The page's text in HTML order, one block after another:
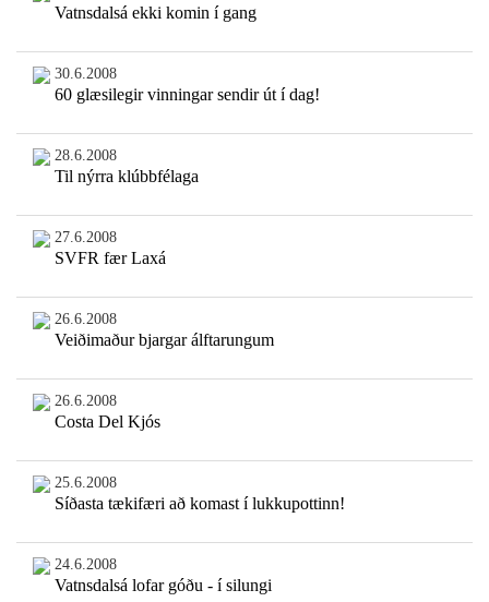
Vatnsdalsá ekki komin í gang
30.6.2008
60 glæsilegir vinningar sendir út í dag!
28.6.2008
Til nýrra klúbbfélaga
27.6.2008
SVFR fær Laxá
26.6.2008
Veiðimaður bjargar álftarungum
26.6.2008
Costa Del Kjós
25.6.2008
Síðasta tækifæri að komast í lukkupottinn!
24.6.2008
Vatnsdalsá lofar góðu - í silungi